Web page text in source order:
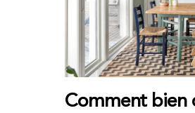
Comment bien